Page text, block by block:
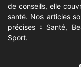
de conseils, elle
santé. Nos articles
précises : Santé,
Sport.